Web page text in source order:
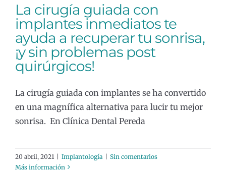
La cirugía guiada con
implantes inmediatos te
ayuda a recuperar tu sonrisa,
¡y sin problemas post
quirúrgicos!
La cirugía guiada con implantes se ha convertido
en una magnífica alternativa para lucir tu mejor
sonrisa. En Clínica Dental Pereda
20 abril, 2021 | Implantología | Sin comentarios
Más información